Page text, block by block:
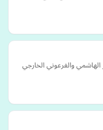
الهاشمي والفرعوني الخارجي